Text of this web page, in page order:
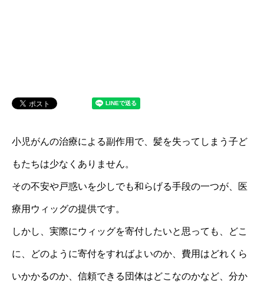
小児がんの治療による副作用で、髪を失ってしまう子ど
もたちは少なくありません。
その不安や戸惑いを少しでも和らげる手段の一つが、医
療用ウィッグの提供です。
しかし、実際にウィッグを寄付したいと思っても、どこ
に、どのように寄付をすればよいのか、費用はどれくら
いかかるのか、信頼できる団体はどこなのかなど、分か